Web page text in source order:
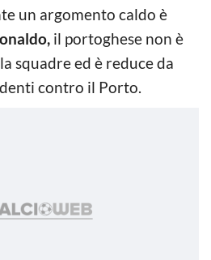
un argomento caldo è
il portoghese non è
squadre ed è reduce da
contro il Porto.